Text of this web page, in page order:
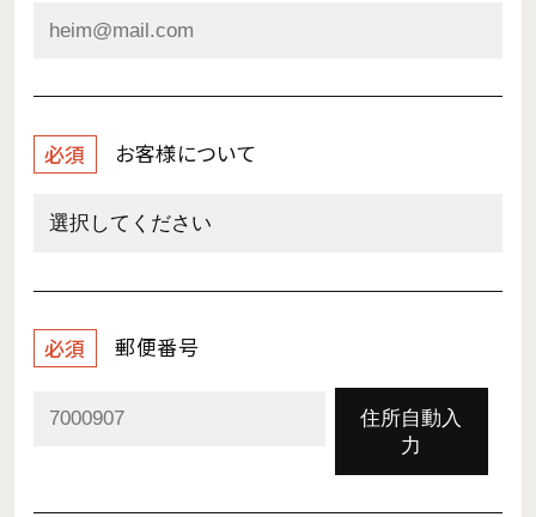
必須 お客様について
必須 郵便番号
住所自動入
力